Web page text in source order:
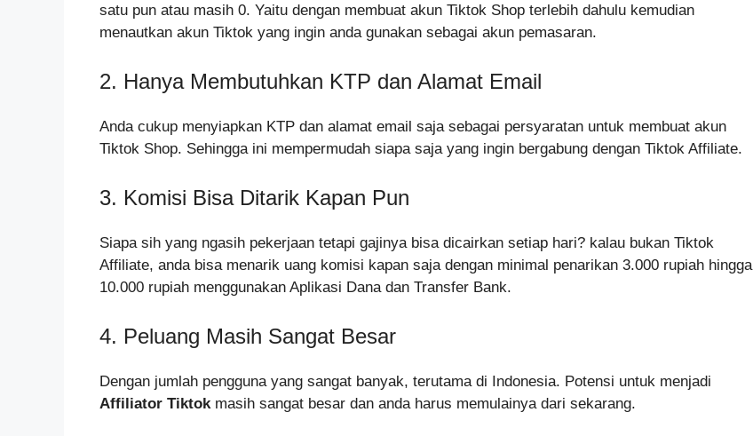
satu pun atau masih 0. Yaitu dengan membuat akun Tiktok Shop terlebih dahulu kemudian
menautkan akun Tiktok yang ingin anda gunakan sebagai akun pemasaran.
2. Hanya Membutuhkan KTP dan Alamat Email
Anda cukup menyiapkan KTP dan alamat email saja sebagai persyaratan untuk membuat akun
Tiktok Shop. Sehingga ini mempermudah siapa saja yang ingin bergabung dengan Tiktok Affiliate.
3. Komisi Bisa Ditarik Kapan Pun
Siapa sih yang ngasih pekerjaan tetapi gajinya bisa dicairkan setiap hari? kalau bukan Tiktok
Affiliate, anda bisa menarik uang komisi kapan saja dengan minimal penarikan 3.000 rupiah hingga
10.000 rupiah menggunakan Aplikasi Dana dan Transfer Bank.
4. Peluang Masih Sangat Besar
Dengan jumlah pengguna yang sangat banyak, terutama di Indonesia. Potensi untuk menjadi
Affiliator Tiktok masih sangat besar dan anda harus memulainya dari sekarang.